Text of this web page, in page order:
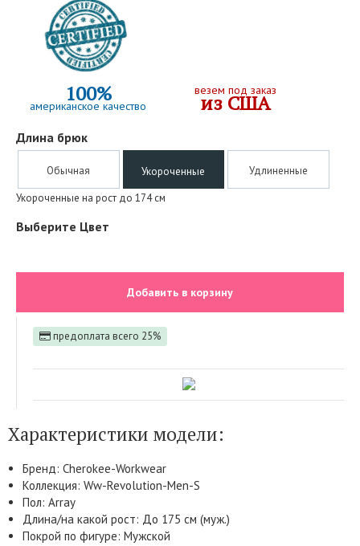
100%
американское качество
везем под заказ
из США
Длина брюк
Обычная Укороченные
Удлиненные
Укороченные на рост до 174 см
Выберите Цвет
Добавить в корзину
предоплата всего 25%
Характеристики модели:
Бренд: Cherokee-Workwear
Коллекция: Ww-Revolution-Men-S
Пол: Array
Длина/на какой рост: До 175 см (муж.)
Покрой по фигуре: Мужской